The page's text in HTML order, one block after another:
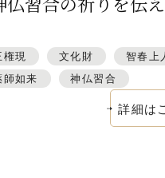
習合の祈りを伝
権現 文化財
智春上
師如来 神仏習合
詳細は